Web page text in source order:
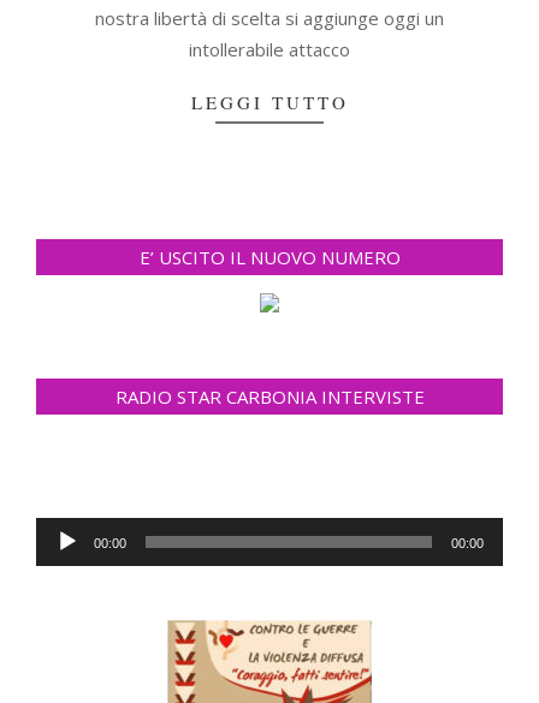
nostra libertà di scelta si aggiunge oggi un
intollerabile attacco
LEGGI TUTTO
E’ USCITO IL NUOVO NUMERO
RADIO STAR CARBONIA INTERVISTE
Audio
Player
00:00 00:00